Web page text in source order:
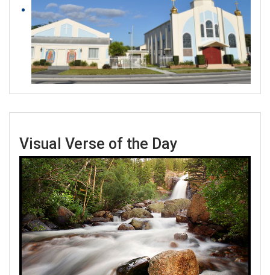
Visual Verse of the Day